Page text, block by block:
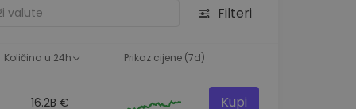
Filteri
Količina u 24h Prikaz cijene (7d)
16.2B € Kupi